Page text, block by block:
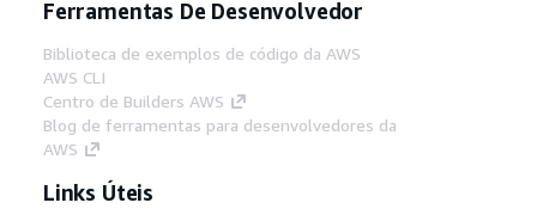
Ferramentas De Desenvolvedor
Biblioteca de exemplos de código da AWS
AWS CLI
Centro de Builders AWS
Blog de ferramentas para desenvolvedores da
AWS
Links Úteis